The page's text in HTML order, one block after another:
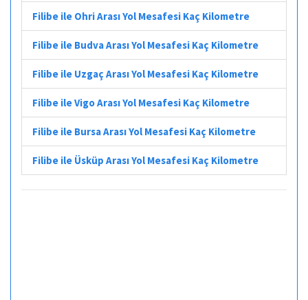
Filibe ile Ohri Arası Yol Mesafesi Kaç Kilometre
Filibe ile Budva Arası Yol Mesafesi Kaç Kilometre
Filibe ile Uzgaç Arası Yol Mesafesi Kaç Kilometre
Filibe ile Vigo Arası Yol Mesafesi Kaç Kilometre
Filibe ile Bursa Arası Yol Mesafesi Kaç Kilometre
Filibe ile Üsküp Arası Yol Mesafesi Kaç Kilometre